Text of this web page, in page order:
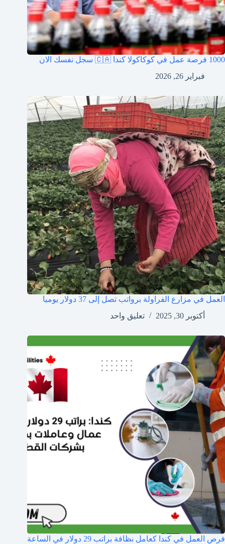
1000 فرصة عمل في كوكاكولا كندا 🇨🇦 سجل نفسك الان
فبراير 26, 2026
العمل في مزارع الفراولة برواتب تصل إلى 37 دولار يوميا
أكتوبر 30, 2025
تعليق واحد
فرص العمل في كندا كعامل نظافة براتب 29 دولار في الساعة